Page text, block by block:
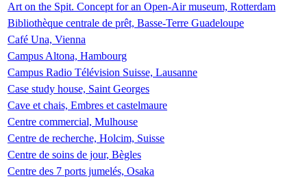
Art on the Spit. Concept for an Open-Air museum, Rotterdam
Bibliothèque centrale de prêt, Basse-Terre Guadeloupe
Café Una, Vienna
Campus Altona, Hambourg
Campus Radio Télévision Suisse, Lausanne
Case study house, Saint Georges
Cave et chais, Embres et castelmaure
Centre commercial, Mulhouse
Centre de recherche, Holcim, Suisse
Centre de soins de jour, Bègles
Centre des 7 ports jumelés, Osaka